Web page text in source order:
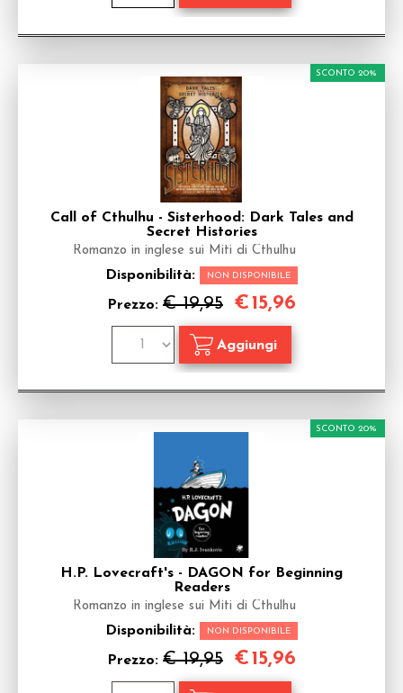
Call of Cthulhu - Sisterhood: Dark Tales and
Secret Histories
Romanzo in inglese sui Miti di Cthulhu
Disponibilità: NON DISPONIBILE
Prezzo: € 19,95
SCONTO 20%
€15,96
H.P. Lovecraft's - DAGON for Beginning
Readers
Romanzo in inglese sui Miti di Cthulhu
Disponibilità: NON DISPONIBILE
Prezzo: € 19,95
SCONTO 20%
€15,96